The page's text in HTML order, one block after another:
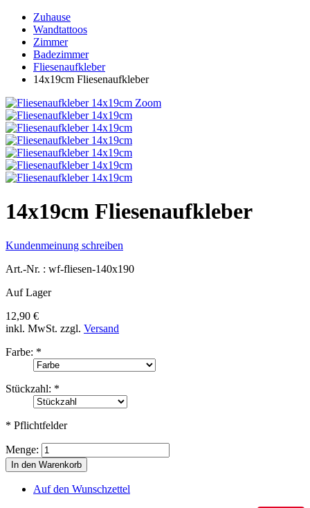
Zuhause
Wandtattoos
Zimmer
Badezimmer
Fliesenaufkleber
14x19cm Fliesenaufkleber
Zoom
14x19cm Fliesenaufkleber
Kundenmeinung schreiben
Art.-Nr. : wf-fliesen-140x190
Auf Lager
12,90 €
inkl. MwSt. zzgl. Versand
Farbe: *
Stückzahl: *
* Pflichtfelder
Menge:
In den Warenkorb
Auf den Wunschzettel